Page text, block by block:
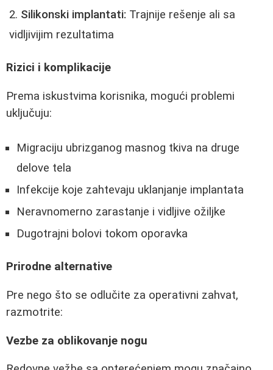
Silikonski implantati: Trajnije rešenje ali sa
vidljivijim rezultatima
Rizici i komplikacije
Prema iskustvima korisnika, mogući problemi
uključuju:
Migraciju ubrizganog masnog tkiva na druge
delove tela
Infekcije koje zahtevaju uklanjanje implantata
Neravnomerno zarastanje i vidljive ožiljke
Dugotrajni bolovi tokom oporavka
Prirodne alternative
Pre nego što se odlučite za operativni zahvat,
razmotrite:
Vezbe za oblikovanje nogu